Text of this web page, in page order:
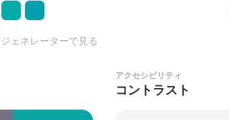
ジェネレーターで見る
アクセシビリティ
コントラスト